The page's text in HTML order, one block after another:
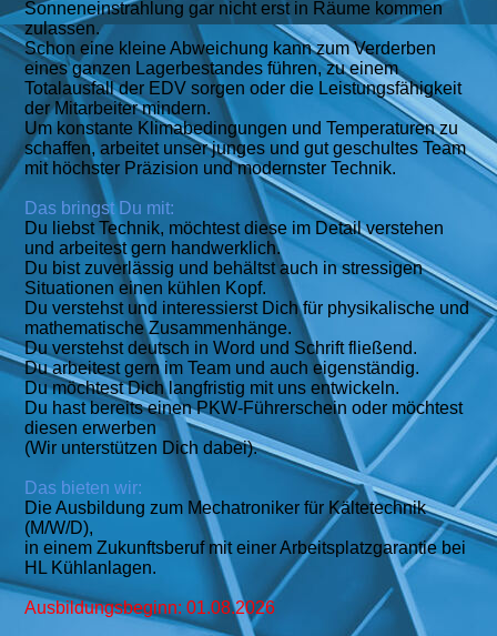
Sonneneinstrahlung gar nicht erst in Räume kommen
zulassen.
Schon eine kleine Abweichung kann zum Verderben
eines ganzen Lagerbestandes führen, zu einem
Totalausfall der EDV sorgen oder die Leistungsfähigkeit
der Mitarbeiter mindern.
Um konstante Klimabedingungen und Temperaturen zu
schaffen, arbeitet unser junges und gut geschultes Team
mit höchster Präzision und modernster Technik.
Das bringst Du mit:
Du liebst Technik, möchtest diese im Detail verstehen
und arbeitest gern handwerklich.
Du bist zuverlässig und behältst auch in stressigen
Situationen einen kühlen Kopf.
Du verstehst und interessierst Dich für physikalische und
mathematische Zusammenhänge.
Du verstehst deutsch in Word und Schrift fließend.
Du arbeitest gern im Team und auch eigenständig.
Du möchtest Dich langfristig mit uns entwickeln.
Du hast bereits einen PKW-Führerschein oder möchtest
diesen erwerben
(Wir unterstützen Dich dabei).
Das bieten wir:
Die Ausbildung zum Mechatroniker für Kältetechnik
(M/W/D),
in einem Zukunftsberuf mit einer Arbeitsplatzgarantie bei
HL Kühlanlagen.
Ausbildungsbeginn: 01.08.2026